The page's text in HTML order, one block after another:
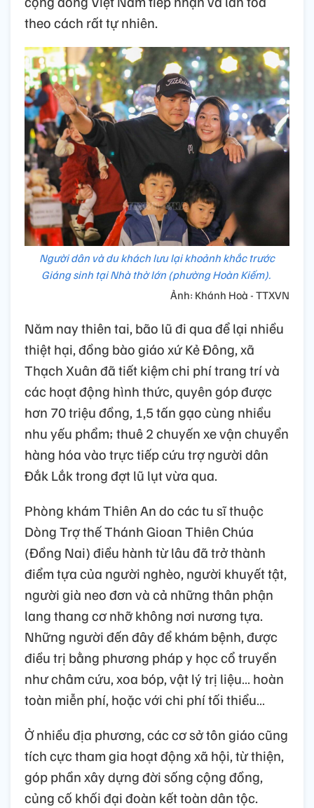
theo cách rất tự nhiên.
Người dân và du khách lưu lại khoảnh khắc trước
Giáng sinh tại Nhà thờ lớn (phường Hoàn Kiếm).
Ảnh: Khánh Hoà - TTXVN
Năm nay thiên tai, bão lũ đi qua để lại nhiều
thiệt hại, đồng bào giáo xứ Kẻ Đông, xã
Thạch Xuân đã tiết kiệm chi phí trang trí và
các hoạt động hình thức, quyên góp được
hơn 70 triệu đồng, 1,5 tấn gạo cùng nhiều
nhu yếu phẩm; thuê 2 chuyến xe vận chuyển
hàng hóa vào trực tiếp cứu trợ người dân
Đắk Lắk trong đợt lũ lụt vừa qua.
Phòng khám Thiên An do các tu sĩ thuộc
Dòng Trợ thế Thánh Gioan Thiên Chúa
(Đồng Nai) điều hành từ lâu đã trở thành
điểm tựa của người nghèo, người khuyết tật,
người già neo đơn và cả những thân phận
lang thang cơ nhỡ không nơi nương tựa.
Những người đến đây để khám bệnh, được
điều trị bằng phương pháp y học cổ truyền
như châm cứu, xoa bóp, vật lý trị liệu… hoàn
toàn miễn phí, hoặc với chi phí tối thiểu…
Ở nhiều địa phương, các cơ sở tôn giáo cũng
tích cực tham gia hoạt động xã hội, từ thiện,
góp phần xây dựng đời sống cộng đồng,
củng cố khối đại đoàn kết toàn dân tộc.